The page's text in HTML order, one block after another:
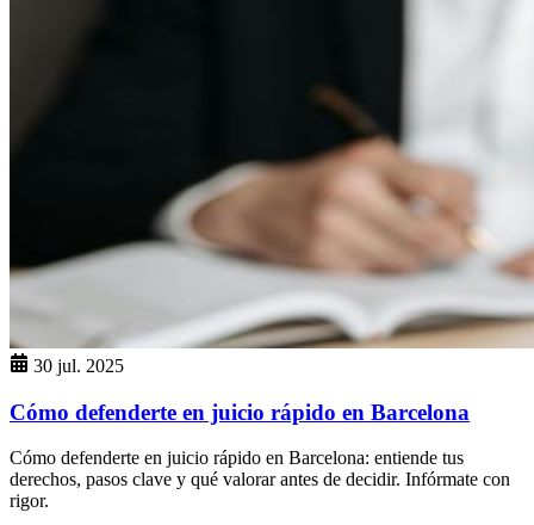
30 jul. 2025
Cómo defenderte en juicio rápido en Barcelona
Cómo defenderte en juicio rápido en Barcelona: entiende tus
derechos, pasos clave y qué valorar antes de decidir. Infórmate con
rigor.